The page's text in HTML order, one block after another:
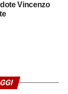
blackout,
Vincenzo